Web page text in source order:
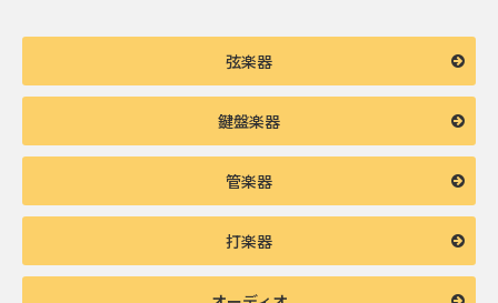
弦楽器
鍵盤楽器
管楽器
打楽器